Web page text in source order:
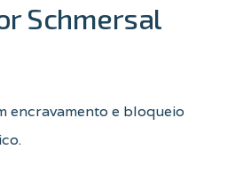
Schmersal
encravamento e bloqueio